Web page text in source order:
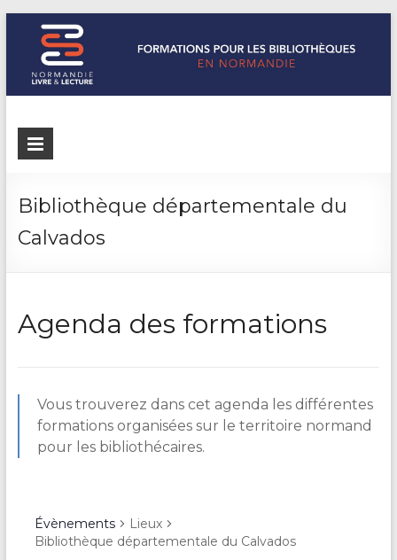
Formations
bibliothèques
de
Normandie
Livre &
répertorie les
pour les
Bibliothèque départementale du
Calvados
Agenda des formations
Vous trouverez dans cet agenda les différentes
formations organisées sur le territoire normand
pour les bibliothécaires.
Évènements
Lieux
Bibliothèque départementale du Calvados